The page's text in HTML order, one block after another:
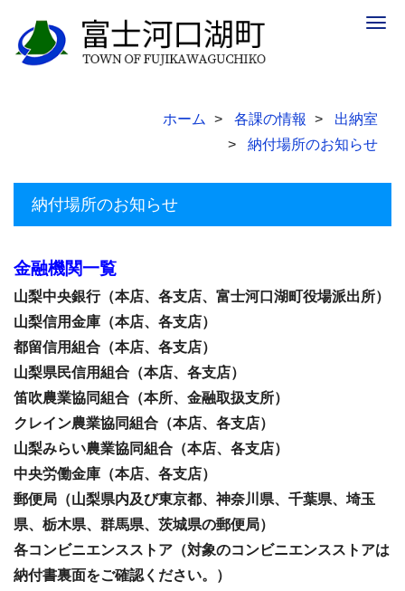
ホーム 各課の情報
出納室
納付場所のお知らせ
納付場所のお知らせ
金融機関一覧
山梨中央銀行（本店、各支店、富士河口湖町役場派出所）
山梨信用金庫（本店、各支店）
都留信用組合（本店、各支店）
山梨県民信用組合（本店、各支店）
笛吹農業協同組合（本所、金融取扱支所）
クレイン農業協同組合（本店、各支店）
山梨みらい農業協同組合（本店、各支店）
中央労働金庫 （本店、各支店）
郵便局（山梨県内及び東京都、神奈川県、千葉県、埼玉
県、栃木県、群馬県、茨城県の郵便局）
各コンビニエンスストア（対象のコンビニエンスストアは
納付書裏面をご確認ください。）